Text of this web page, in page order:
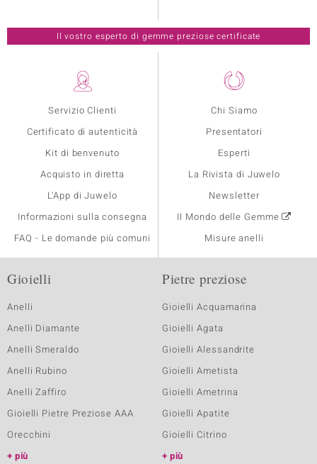
Servizio Clienti
Certificato di autenticità
Kit di benvenuto
Acquisto in diretta
L'App di Juwelo
Informazioni sulla consegna
FAQ - Le domande più comuni
Chi Siamo
Presentatori
Esperti
La Rivista di Juwelo
Newsletter
Il Mondo delle Gemme
Misure anelli
Il vostro esperto di gemme preziose certificate
Gioielli
Anelli
Anelli Diamante
Anelli Smeraldo
Anelli Rubino
Anelli Zaffiro
Gioielli Pietre Preziose AAA
Orecchini
più
Pietre preziose
Gioielli Acquamarina
Gioielli Agata
Gioielli Alessandrite
Gioielli Ametista
Gioielli Ametrina
Gioielli Apatite
Gioielli Citrino
più